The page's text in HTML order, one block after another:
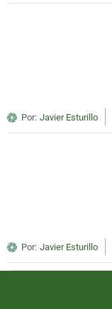
Por: Javier Esturillo
Por: Javier Esturillo